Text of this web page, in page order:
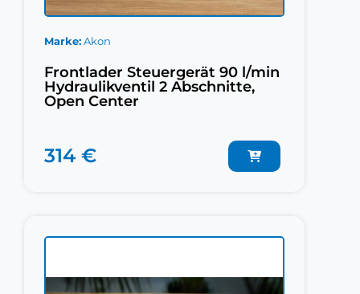
Marke Akon
Frontlader Steuergerät 90 l/min
Hydraulikventil 2 Abschnitte,
Open Center
314 €